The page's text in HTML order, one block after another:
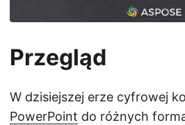
Przegląd
W dzisiejszej erze cyfrowej
PowerPoint do różnych